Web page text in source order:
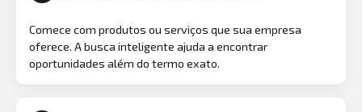
Comece com produtos ou serviços que sua empresa
oferece. A busca inteligente ajuda a encontrar
oportunidades além do termo exato.